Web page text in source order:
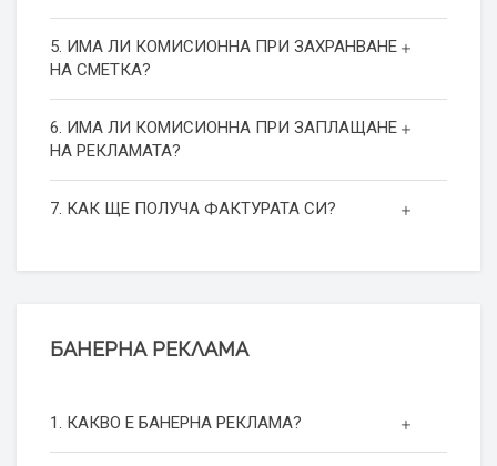
5. ИМА ЛИ КОМИСИОННА ПРИ ЗАХРАНВАНЕ
НА СМЕТКА?
6. ИМА ЛИ КОМИСИОННА ПРИ ЗАПЛАЩАНЕ
НА РЕКЛАМАТА?
7. КАК ЩЕ ПОЛУЧА ФАКТУРАТА СИ?
БАНЕРНА РЕКЛАМА
1. КАКВО Е БАНЕРНА РЕКЛАМА?